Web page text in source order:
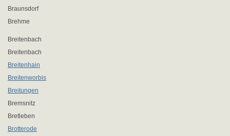
Braunsdorf
Brehme
Breitenbach
Breitenbach
Breitenhain
Breitenworbis
Breitungen
Bremsnitz
Bretleben
Brotterode